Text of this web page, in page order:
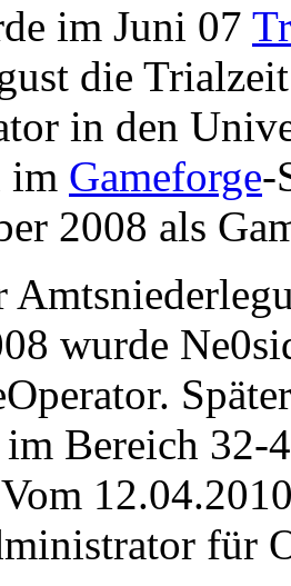
im Juni 07
die
in den
im Gameforge-
2008 als
wurde
im Bereich
für